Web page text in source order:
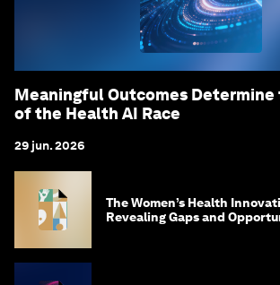
Meaningful Outcomes Determine
of the Health AI Race
29 jun. 2026
The Women’s Health
Revealing Gaps and